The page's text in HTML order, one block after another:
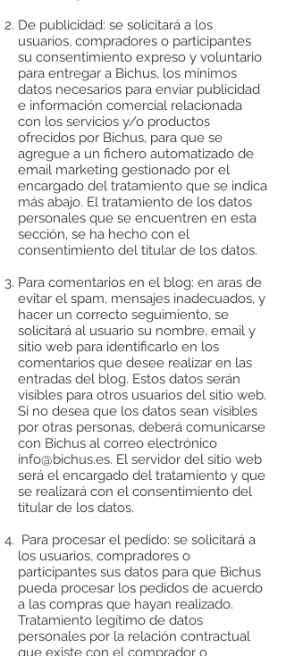
De publicidad: se solicitará a los
usuarios, compradores o participantes
su consentimiento expreso y voluntario
para entregar a Bichus, los mínimos
datos necesarios para enviar publicidad
e información comercial relacionada
con los servicios y/o productos
ofrecidos por Bichus, para que se
agregue a un fichero automatizado de
email marketing gestionado por el
encargado del tratamiento que se indica
más abajo. El tratamiento de los datos
personales que se encuentren en esta
sección, se ha hecho con el
consentimiento del titular de los datos.
Para comentarios en el blog: en aras de
evitar el spam, mensajes inadecuados, y
hacer un correcto seguimiento, se
solicitará al usuario su nombre, email y
sitio web para identificarlo en los
comentarios que desee realizar en las
entradas del blog. Estos datos serán
visibles para otros usuarios del sitio web.
Si no desea que los datos sean visibles
por otras personas, deberá comunicarse
con Bichus al correo electrónico
info@bichus.es. El servidor del sitio web
será el encargado del tratamiento y que
se realizará con el consentimiento del
titular de los datos.
Para procesar el pedido: se solicitará a
los usuarios, compradores o
participantes sus datos para que Bichus
pueda procesar los pedidos de acuerdo
a las compras que hayan realizado.
Tratamiento legítimo de datos
personales por la relación contractual
que existe con el comprador o